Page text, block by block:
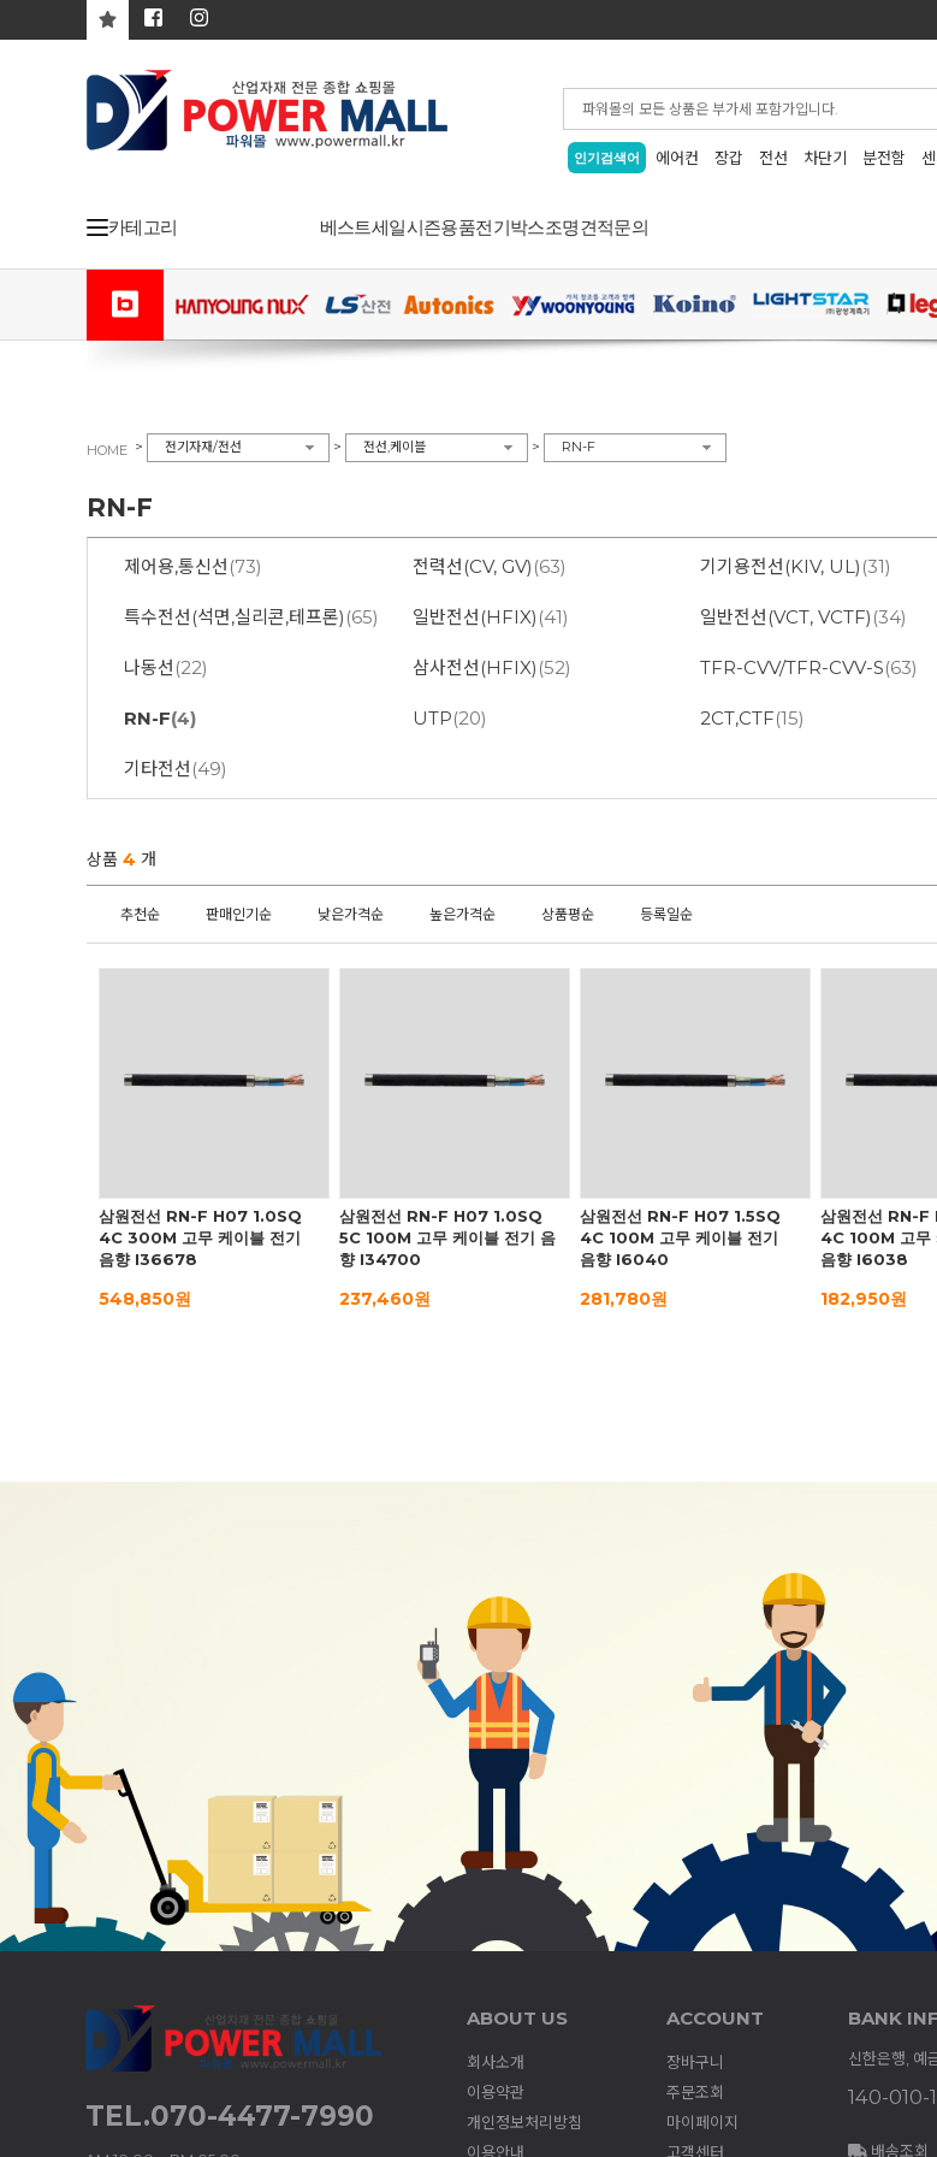
인기검색어 에어컨 장갑 전선 차단기 분전함
카테고리 베스트세일시즌용품전기박스조명견적문의
HOME > 전기자재/전선 > 전선,케이블 > RN-F
RN-F
제어용,통신선 (73) 전력선(CV, GV) (63) 기기용전선(KIV, UL) (31)
특수전선(석면,실리콘,테프론) (65) 일반전선(HFIX) (41) 일반전선(VCT, VCTF) (34)
나동선 (22) 삼사전선(HFIX) (52) TFR-CVV/TFR-CVV-S(63)
RN-F(4) UTP(20) 2CT,CTF(15)
기타전선 (49)
상품 4 개
추천순 판매인기순 낮은가격순 높은가격순 상품평순 등록일순
삼원전선 RN-F H07 1.0SQ
4C 300M 고무 케이블 전기
음향 I36678
548,850원
삼원전선 RN-F H07 1.0SQ
5C 100M 고무 케이블 전기 음
향 I34700
237,460원
삼원전선 RN-F H07 1.5SQ
4C 100M 고무 케이블 전기
음향 I6040
281,780원
삼원전선 RN-
4C 100M 고무
음향 I6038
182,950원
TEL.070-4477-7990
ABOUT US
회사소개
이용약관
개인정보처리방침
이용안내
ACCOUNT
장바구니
주문조회
마이페이지
고객센터
BANK
신한은행, 예
140-010-
배송조회